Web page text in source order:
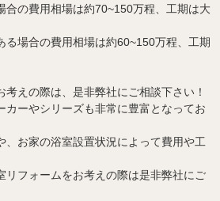
合の費用相場は約70~150万程、工期は大
る場合の費用相場は約60~150万程、工期
考えの際は、是非弊社にご相談下さい！
カーやシリーズも非常に豊富となってお
、お家の浴室設置状況によって費用や工
リフォームをお考えの際は是非弊社にご